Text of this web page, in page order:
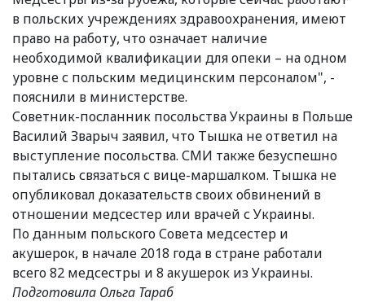
в польских учреждениях здравоохранения, имеют
право на работу, что означает наличие
необходимой квалификации для опеки – на одном
уровне с польским медицинским персоналом", -
пояснили в министерстве.
Советник-посланник посольства Украины в Польше
Василий Зварыч заявил, что Тышка не ответил на
выступление посольства. СМИ также безуспешно
пытались связаться с вице-маршалком. Тышка не
опубликовал доказательств своих обвинений в
отношении медсестер или врачей с Украины.
По данным польского Совета медсестер и
акушерок, в начале 2018 года в стране работали
всего 82 медсестры и 8 акушерок из Украины.
Подготовила Ольга Тараб